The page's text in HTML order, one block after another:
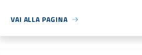
VAI ALLA PAGINA